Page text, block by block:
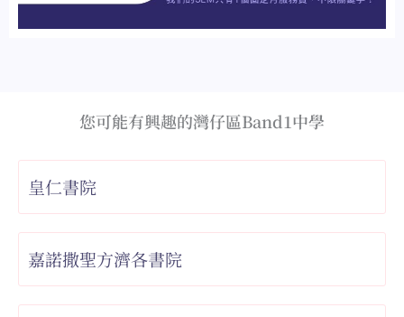
您可能有興趣的灣仔區Band1中學
皇仁書院
嘉諾撒聖方濟各書院